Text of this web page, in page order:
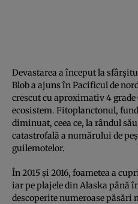
Devastarea a început la
Blob a ajuns în Pacificul de
crescut cu aproximativ 4
ecosistem. Fitoplanctonul,
diminuat, ceea ce, la rândul
catastrofală a numărului de
guilemotelor.
În 2015 și 2016, foametea a
iar pe plajele din Alaska până
descoperite numeroase păsări